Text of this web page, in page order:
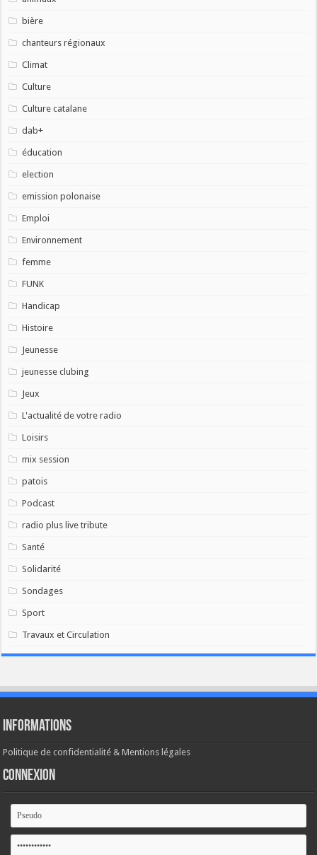
bière
chanteurs régionaux
Climat
Culture
Culture catalane
dab+
éducation
election
emission polonaise
Emploi
Environnement
femme
FUNK
Handicap
Histoire
Jeunesse
jeunesse clubing
Jeux
L'actualité de votre radio
Loisirs
mix session
patois
Podcast
radio plus live tribute
Santé
Solidarité
Sondages
Sport
Travaux et Circulation
Informations
Politique de confidentialité & Mentions légales
Connexion